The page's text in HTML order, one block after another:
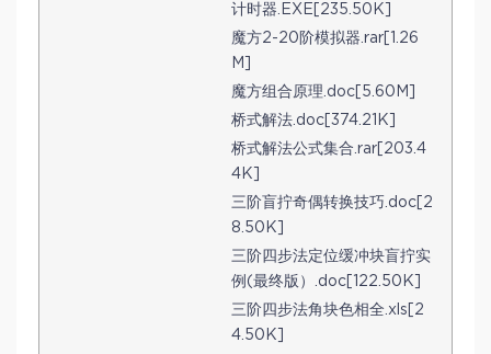
计时器.EXE[235.50K]
魔方2-20阶模拟器.rar[1.26
M]
魔方组合原理.doc[5.60M]
桥式解法.doc[374.21K]
桥式解法公式集合.rar[203.4
4K]
三阶盲拧奇偶转换技巧.doc[2
8.50K]
三阶四步法定位缓冲块盲拧实
例(最终版）.doc[122.50K]
三阶四步法角块色相全.xls[2
4.50K]